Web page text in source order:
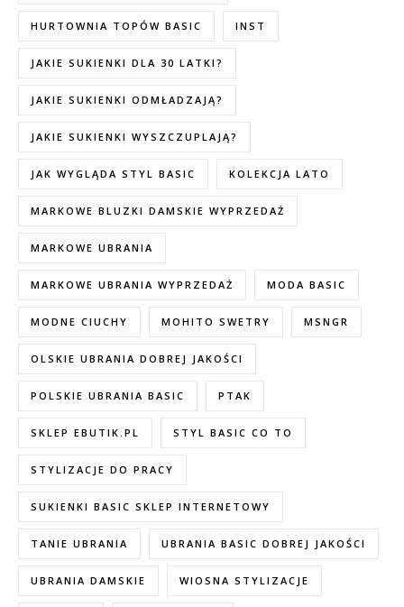
HURTOWNIA TOPÓW BASIC INST
JAKIE SUKIENKI DLA 30 LATKI?
JAKIE SUKIENKI ODMŁADZAJĄ?
JAKIE SUKIENKI WYSZCZUPLAJĄ?
JAK WYGLĄDA STYL BASIC KOLEKCJA LATO
MARKOWE BLUZKI DAMSKIE WYPRZEDAŻ
MARKOWE UBRANIA
MARKOWE UBRANIA WYPRZEDAŻ MODA BASIC
MODNE CIUCHY MOHITO SWETRY MSNGR
OLSKIE UBRANIA DOBREJ JAKOŚCI
POLSKIE UBRANIA BASIC PTAK
SKLEP EBUTIK.PL STYL BASIC CO TO
STYLIZACJE DO PRACY
SUKIENKI BASIC SKLEP INTERNETOWY
TANIE UBRANIA UBRANIA BASIC DOBREJ JAKOŚCI
UBRANIA DAMSKIE WIOSNA STYLIZACJE